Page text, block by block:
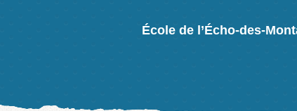
École de l’Écho-des-